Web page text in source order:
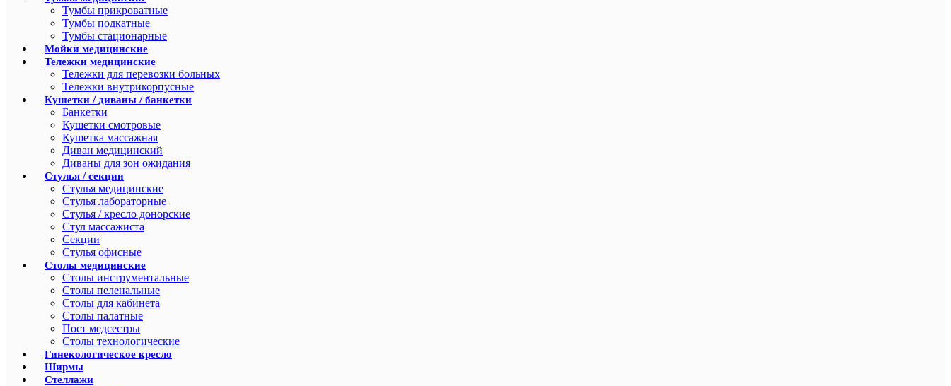
Тумбы прикроватные
Тумбы подкатные
Тумбы стационарные
Мойки медицинские
Тележки медицинские
Тележки для перевозки больных
Тележки внутрикорпусные
Кушетки / диваны / банкетки
Банкетки
Кушетки смотровые
Кушетка массажная
Диван медицинский
Диваны для зон ожидания
Стулья / секции
Стулья медицинские
Стулья лабораторные
Стулья / кресло донорские
Стул массажиста
Секции
Стулья офисные
Столы медицинские
Столы инструментальные
Столы пеленальные
Столы для кабинета
Столы палатные
Пост медсестры
Столы технологические
Гинекологическое кресло
Ширмы
Стеллажи